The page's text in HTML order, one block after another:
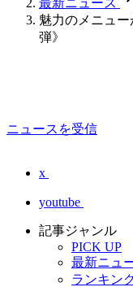
魅力のメニュ
弾》
ニュースを受信
x
youtube
記事ジャンル
PICK UP
最新ニュ
ランキン